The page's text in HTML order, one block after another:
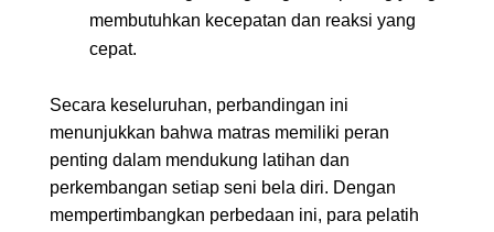
membutuhkan kecepatan dan reaksi yang
cepat.
Secara keseluruhan, perbandingan ini
menunjukkan bahwa matras memiliki peran
penting dalam mendukung latihan dan
perkembangan setiap seni bela diri. Dengan
mempertimbangkan perbedaan ini, para pelatih